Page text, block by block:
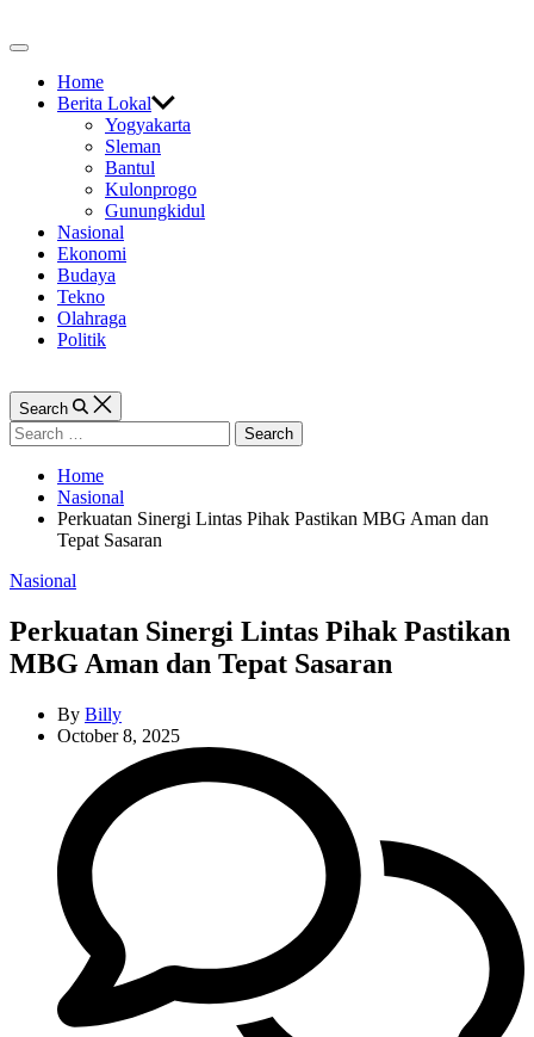
to
Off
CanvasHome
Berita Lokal
Yogyakarta
Sleman
Bantul
Kulonprogo
Gunungkidul
Nasional
Ekonomi
Budaya
Tekno
Olahraga
Politik
Search
Search
for:
Home
Nasional
Perkuatan Sinergi Lintas Pihak Pastikan MBG Aman dan
Tepat Sasaran
Categories
Nasional
Perkuatan Sinergi Lintas Pihak Pastikan
MBG Aman dan Tepat Sasaran
By Billy
October 8, 2025